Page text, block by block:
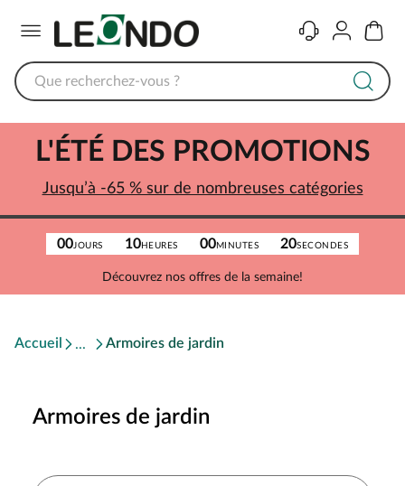
ContactComptePanier
00JOURS 10HEURES 00MINUTES 20SECONDES
Découvrez nos offres de la semaine!
L'ÉTÉ DES PROMOTIONS
Jusqu’à -65 % sur de nombreuses catégories
Accueil Armoires de jardin
Armoires de jardin